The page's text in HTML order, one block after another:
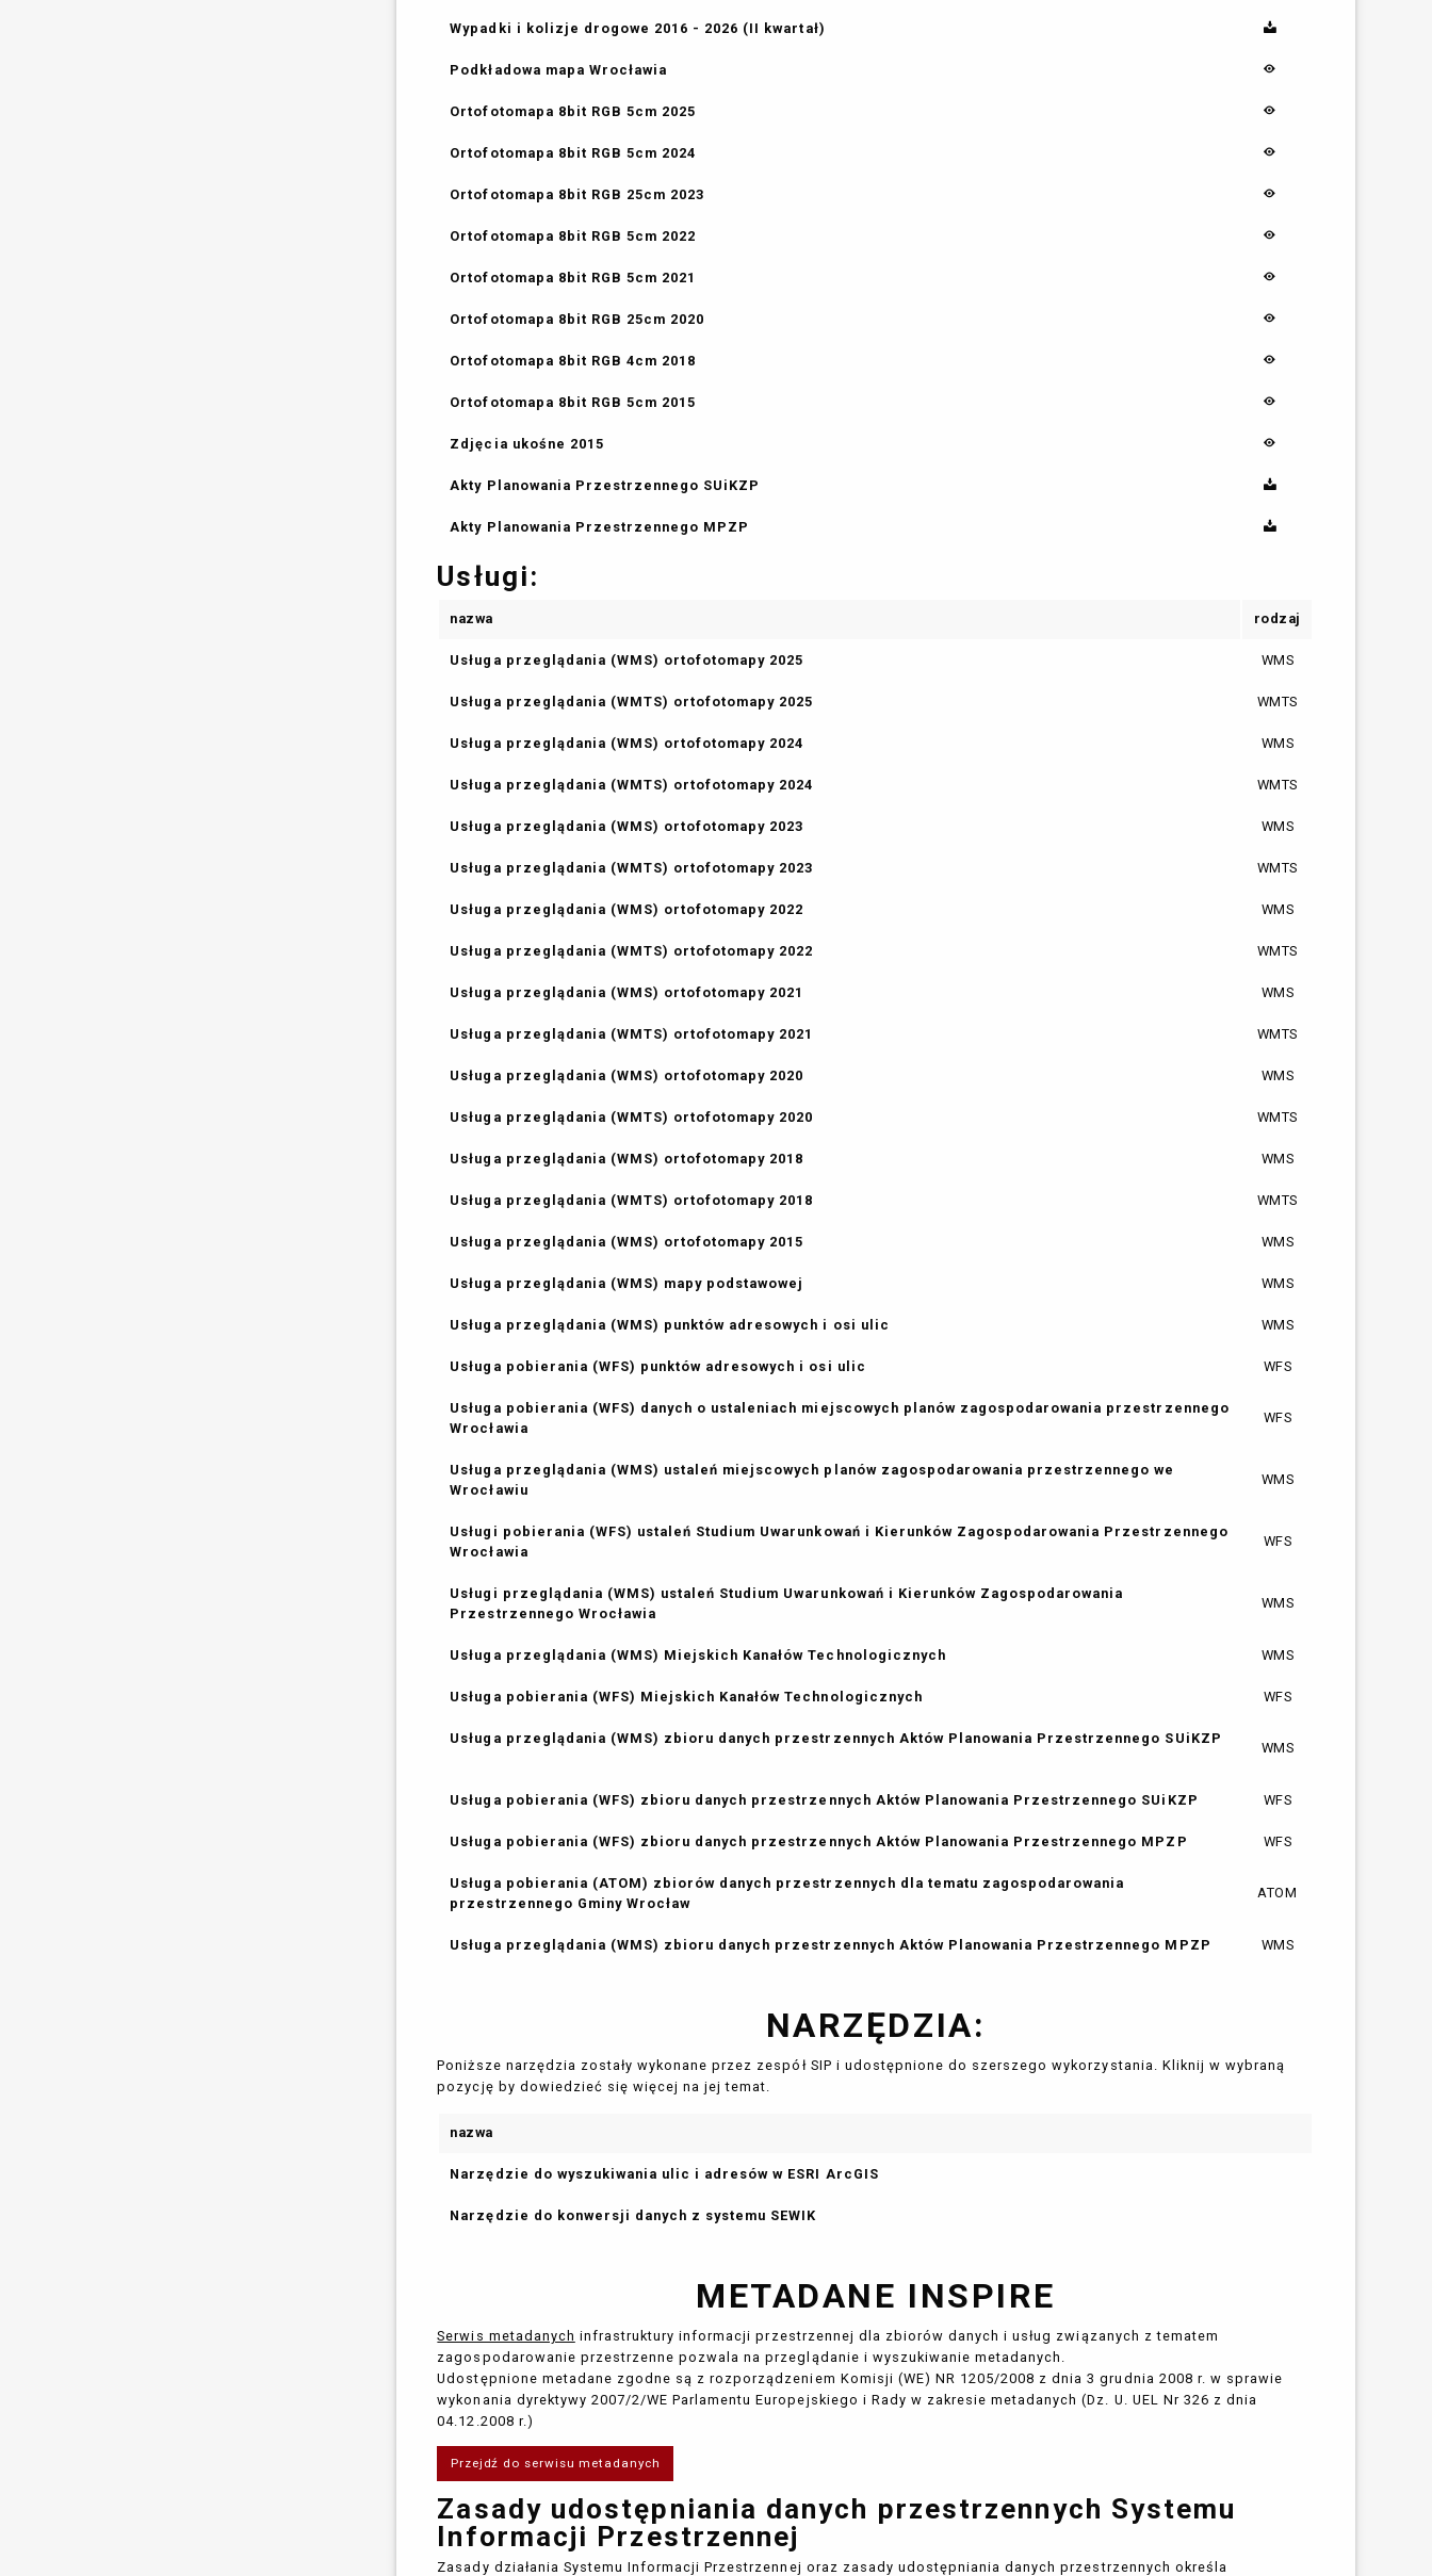
Wypadki i kolizje drogowe 2016 - 2026 (II kwartał)
Podkładowa mapa Wrocławia
Ortofotomapa 8bit RGB 5cm 2025
Ortofotomapa 8bit RGB 5cm 2024
Ortofotomapa 8bit RGB 25cm 2023
Ortofotomapa 8bit RGB 5cm 2022
Ortofotomapa 8bit RGB 5cm 2021
Ortofotomapa 8bit RGB 25cm 2020
Ortofotomapa 8bit RGB 4cm 2018
Ortofotomapa 8bit RGB 5cm 2015
Zdjęcia ukośne 2015
Akty Planowania Przestrzennego SUiKZP
Akty Planowania Przestrzennego MPZP
Usługi:
nazwa rodzaj
Usługa przeglądania (WMS) ortofotomapy 2025 WMS
Usługa przeglądania (WMTS) ortofotomapy 2025 WMTS
Usługa przeglądania (WMS) ortofotomapy 2024 WMS
Usługa przeglądania (WMTS) ortofotomapy 2024 WMTS
Usługa przeglądania (WMS) ortofotomapy 2023 WMS
Usługa przeglądania (WMTS) ortofotomapy 2023 WMTS
Usługa przeglądania (WMS) ortofotomapy 2022 WMS
Usługa przeglądania (WMTS) ortofotomapy 2022 WMTS
Usługa przeglądania (WMS) ortofotomapy 2021 WMS
Usługa przeglądania (WMTS) ortofotomapy 2021 WMTS
Usługa przeglądania (WMS) ortofotomapy 2020 WMS
Usługa przeglądania (WMTS) ortofotomapy 2020 WMTS
Usługa przeglądania (WMS) ortofotomapy 2018 WMS
Usługa przeglądania (WMTS) ortofotomapy 2018 WMTS
Usługa przeglądania (WMS) ortofotomapy 2015 WMS
Usługa przeglądania (WMS) mapy podstawowej WMS
Usługa przeglądania (WMS) punktów adresowych i osi ulic WMS
Usługa pobierania (WFS) punktów adresowych i osi ulic WFS
Usługa pobierania (WFS) danych o ustaleniach miejscowych planów zagospodarowania przestrzennego
Wrocławia
WFS
Usługa przeglądania (WMS) ustaleń miejscowych planów zagospodarowania przestrzennego we
Wrocławiu
WMS
Usługi pobierania (WFS) ustaleń Studium Uwarunkowań i Kierunków Zagospodarowania Przestrzennego
Wrocławia
WFS
Usługi przeglądania (WMS) ustaleń Studium Uwarunkowań i Kierunków Zagospodarowania
Przestrzennego Wrocławia
WMS
Usługa przeglądania (WMS) Miejskich Kanałów Technologicznych WMS
Usługa pobierania (WFS) Miejskich Kanałów Technologicznych WFS
Usługa przeglądania (WMS) zbioru danych przestrzennych Aktów Planowania Przestrzennego SUiKZP
WMS
Usługa pobierania (WFS) zbioru danych przestrzennych Aktów Planowania Przestrzennego SUiKZP WFS
Usługa pobierania (WFS) zbioru danych przestrzennych Aktów Planowania Przestrzennego MPZP WFS
Usługa pobierania (ATOM) zbiorów danych przestrzennych dla tematu zagospodarowania
przestrzennego Gminy Wrocław
ATOM
Usługa przeglądania (WMS) zbioru danych przestrzennych Aktów Planowania Przestrzennego MPZP WMS
NARZĘDZIA:
Poniższe narzędzia zostały wykonane przez zespół SIP i udostępnione do szerszego wykorzystania. Kliknij w wybraną
pozycję by dowiedzieć się więcej na jej temat.
nazwa
Narzędzie do wyszukiwania ulic i adresów w ESRI ArcGIS
Narzędzie do konwersji danych z systemu SEWIK
METADANE INSPIRE
Serwis metadanych infrastruktury informacji przestrzennej dla zbiorów danych i usług związanych z tematem
zagospodarowanie przestrzenne pozwala na przeglądanie i wyszukiwanie metadanych.
Udostępnione metadane zgodne są z rozporządzeniem Komisji (WE) NR 1205/2008 z dnia 3 grudnia 2008 r. w sprawie
wykonania dyrektywy 2007/2/WE Parlamentu Europejskiego i Rady w zakresie metadanych (Dz. U. UEL Nr 326 z dnia
04.12.2008 r.)
Przejdź do serwisu metadanych
Zasady udostępniania danych przestrzennych Systemu
Informacji Przestrzennej
Zasady działania Systemu Informacji Przestrzennej oraz zasady udostępniania danych przestrzennych określa